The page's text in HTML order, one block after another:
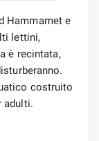
Hammamet e
lettini,
è recintata,
costruito
adulti.